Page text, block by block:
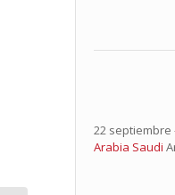
22 septiembre
Arabia Saudi